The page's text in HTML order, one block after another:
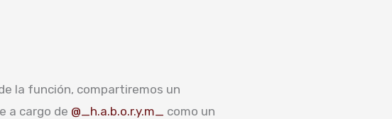
la función, compartiremos un
a cargo de @_h.a.b.o.r.y.m_
como un